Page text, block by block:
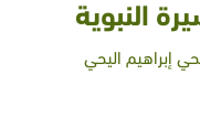
النبوية
إبراهيم اليحي